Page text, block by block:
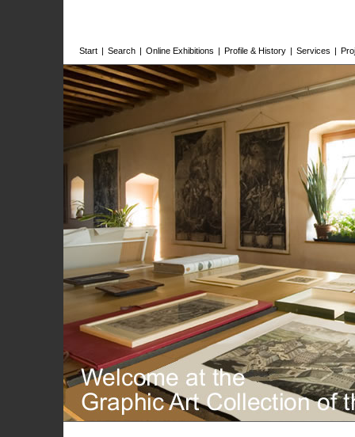
Start | Search | Online Exhibitions | Profile & History | Services |